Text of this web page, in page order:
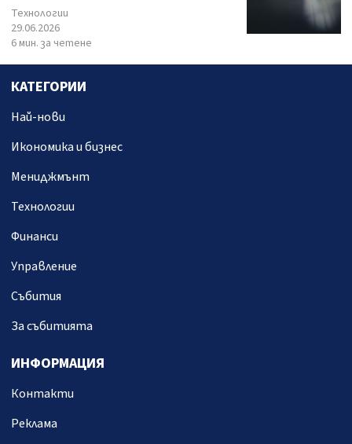
Технологии
29.06.2026
6 мин. за четене
КАТЕГОРИИ
Най-нови
Икономика и бизнес
Мениджмънт
Технологии
Финанси
Управление
Събития
За събитията
ИНФОРМАЦИЯ
Контакти
Реклама